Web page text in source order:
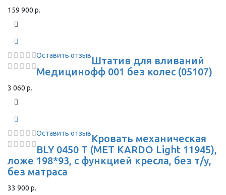
159 900 р.
Оставить отзывШтатив для вливаний
Медицинофф 001 без колес (05107)
3 060 р.
Оставить отзывКровать механическая
BLY 0450 T (МЕТ KARDO Light 11945),
ложе 198*93, с функцией кресла, без т/у,
без матраса
33 900 р.